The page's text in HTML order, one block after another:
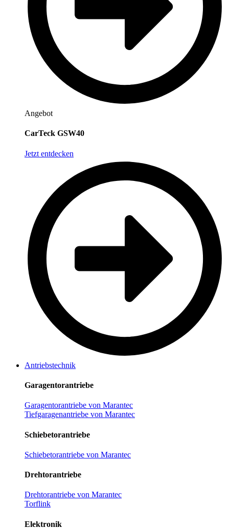
Angebot
CarTeck GSW40
Jetzt entdecken
Antriebstechnik
Garagentorantriebe
Garagentorantriebe von Marantec
Tiefgaragenantriebe von Marantec
Schiebetorantriebe
Schiebetorantriebe von Marantec
Drehtorantriebe
Drehtorantriebe von Marantec
Torflink
Elektronik